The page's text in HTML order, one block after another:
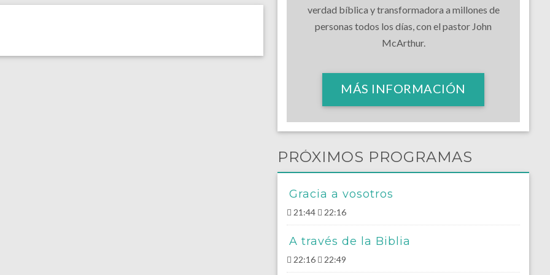
verdad bíblica y transformadora a millones de
personas todos los días, con el pastor John
McArthur.
MÁS INFORMACIÓN
PRÓXIMOS PROGRAMAS
Gracia a vosotros
21:44 22:16
A través de la Biblia
22:16 22:49